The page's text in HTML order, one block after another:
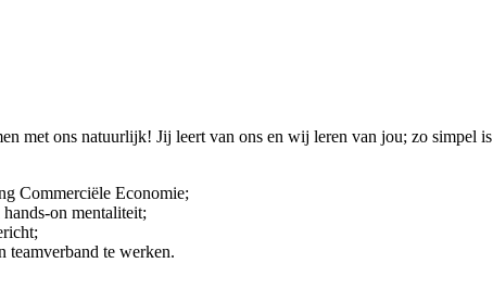
met ons natuurlijk! Jij leert van ons en wij leren van jou; zo
Commerciële Economie;
on mentaliteit;
teamverband te werken.